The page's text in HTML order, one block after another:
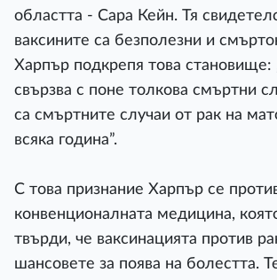
областта - Сара Кейн. Тя
ваксините са безполезни и
Харпър подкрепя това становище:
свързва с поне толкова смъртни
са смъртните случаи от рак на
всяка година”.
С това признание Харпър се
конвенционалната медицина,
твърди, че ваксинацията против
шансовете за поява на болестта.